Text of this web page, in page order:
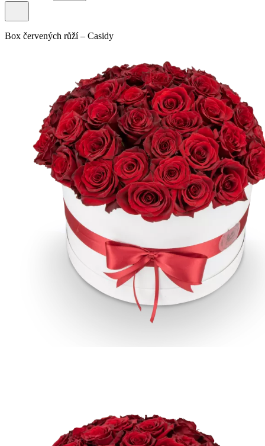
Box červených růží– Casidy